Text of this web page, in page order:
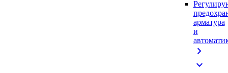
арматура
и
chevron_right
expand_more